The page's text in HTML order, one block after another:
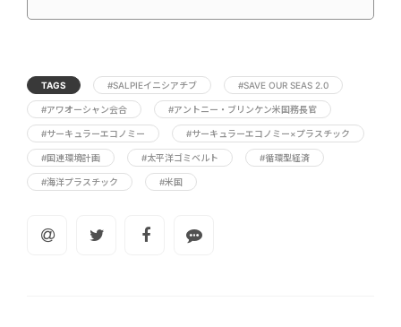
TAGS #SALPIEイニシアチブ #SAVE OUR SEAS 2.0
#アワオーシャン会合 #アントニー・ブリンケン米国務長官
#サーキュラーエコノミー #サーキュラーエコノミー×プラスチック
#国連環境計画 #太平洋ゴミベルト #循環型経済
#海洋プラスチック #米国